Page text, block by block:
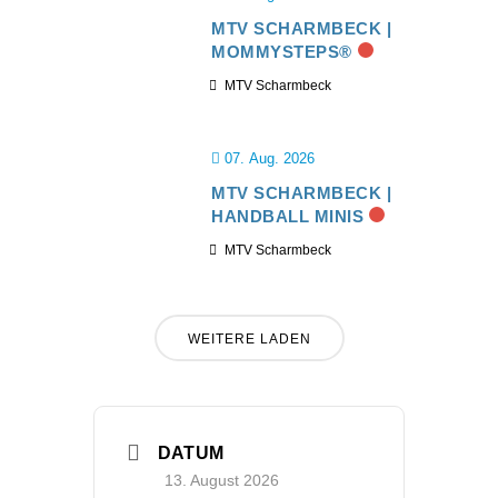
MTV SCHARMBECK |
MOMMYSTEPS®
MTV Scharmbeck
07. Aug. 2026
MTV SCHARMBECK |
HANDBALL MINIS
MTV Scharmbeck
WEITERE LADEN
DATUM
13. August 2026